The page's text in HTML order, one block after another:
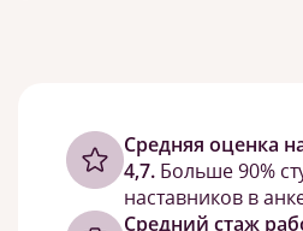
Cредняя оценка
4,7. Больше 90%
наставников в
Средний стаж